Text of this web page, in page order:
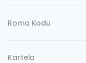
Roma Kodu
Kartela